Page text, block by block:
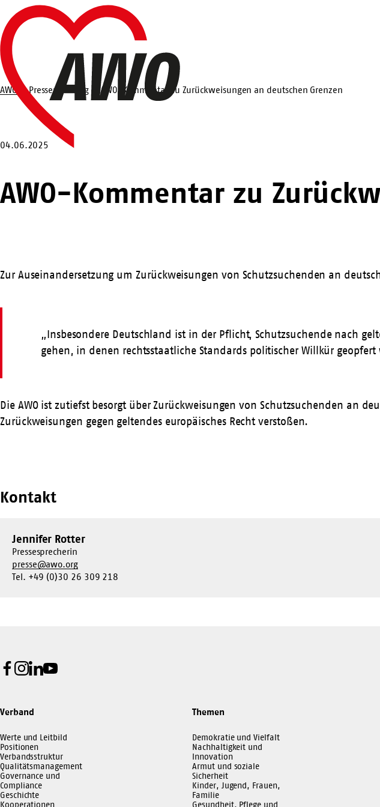
Zum
Hauptinhalt
springen
Startseite
Suche
AWO Pressemeldung AWO-Kommentar zu Zurückweisungen an deutschen Grenzen
04.06.2025
AWO-Kommentar zu
Zur Auseinandersetzung um Zurückweisungen von Schutzsuchenden an
„Insbesondere Deutschland ist in der Pflicht, Schutzsuchende nach
gehen, in denen rechtsstaatliche Standards politischer Willkür geopfert
Die AWO ist zutiefst besorgt über Zurückweisungen von Schutzsuchenden an
Zurückweisungen gegen geltendes europäisches Recht verstoßen.
Kontakt
Jennifer Rotter
Pressesprecherin
presse@awo.org
Tel. +49 (0)30 26 309 218
Facebook
Instagram
LinkedIn
Youtube
Verband
Werte und Leitbild
Positionen
Verbandsstruktur
Qualitätsmanagement
Governance und
Compliance
Geschichte
Kooperationen
Themen
Demokratie und Vielfalt
Nachhaltigkeit und
Innovation
Armut und soziale
Sicherheit
Kinder, Jugend, Frauen,
Familie
Gesundheit, Pflege und